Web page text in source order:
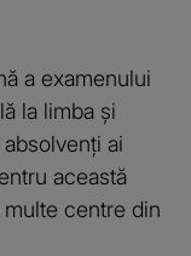
a examenului
la limba și
ai
această
centre din